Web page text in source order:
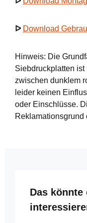
ᐅ Download
Hinweis: Die
Siebdruckplatten
zwischen dunklem
leider keinen
oder Einschlüsse.
Reklamationsgrund
Produktgalerie
Das könnte